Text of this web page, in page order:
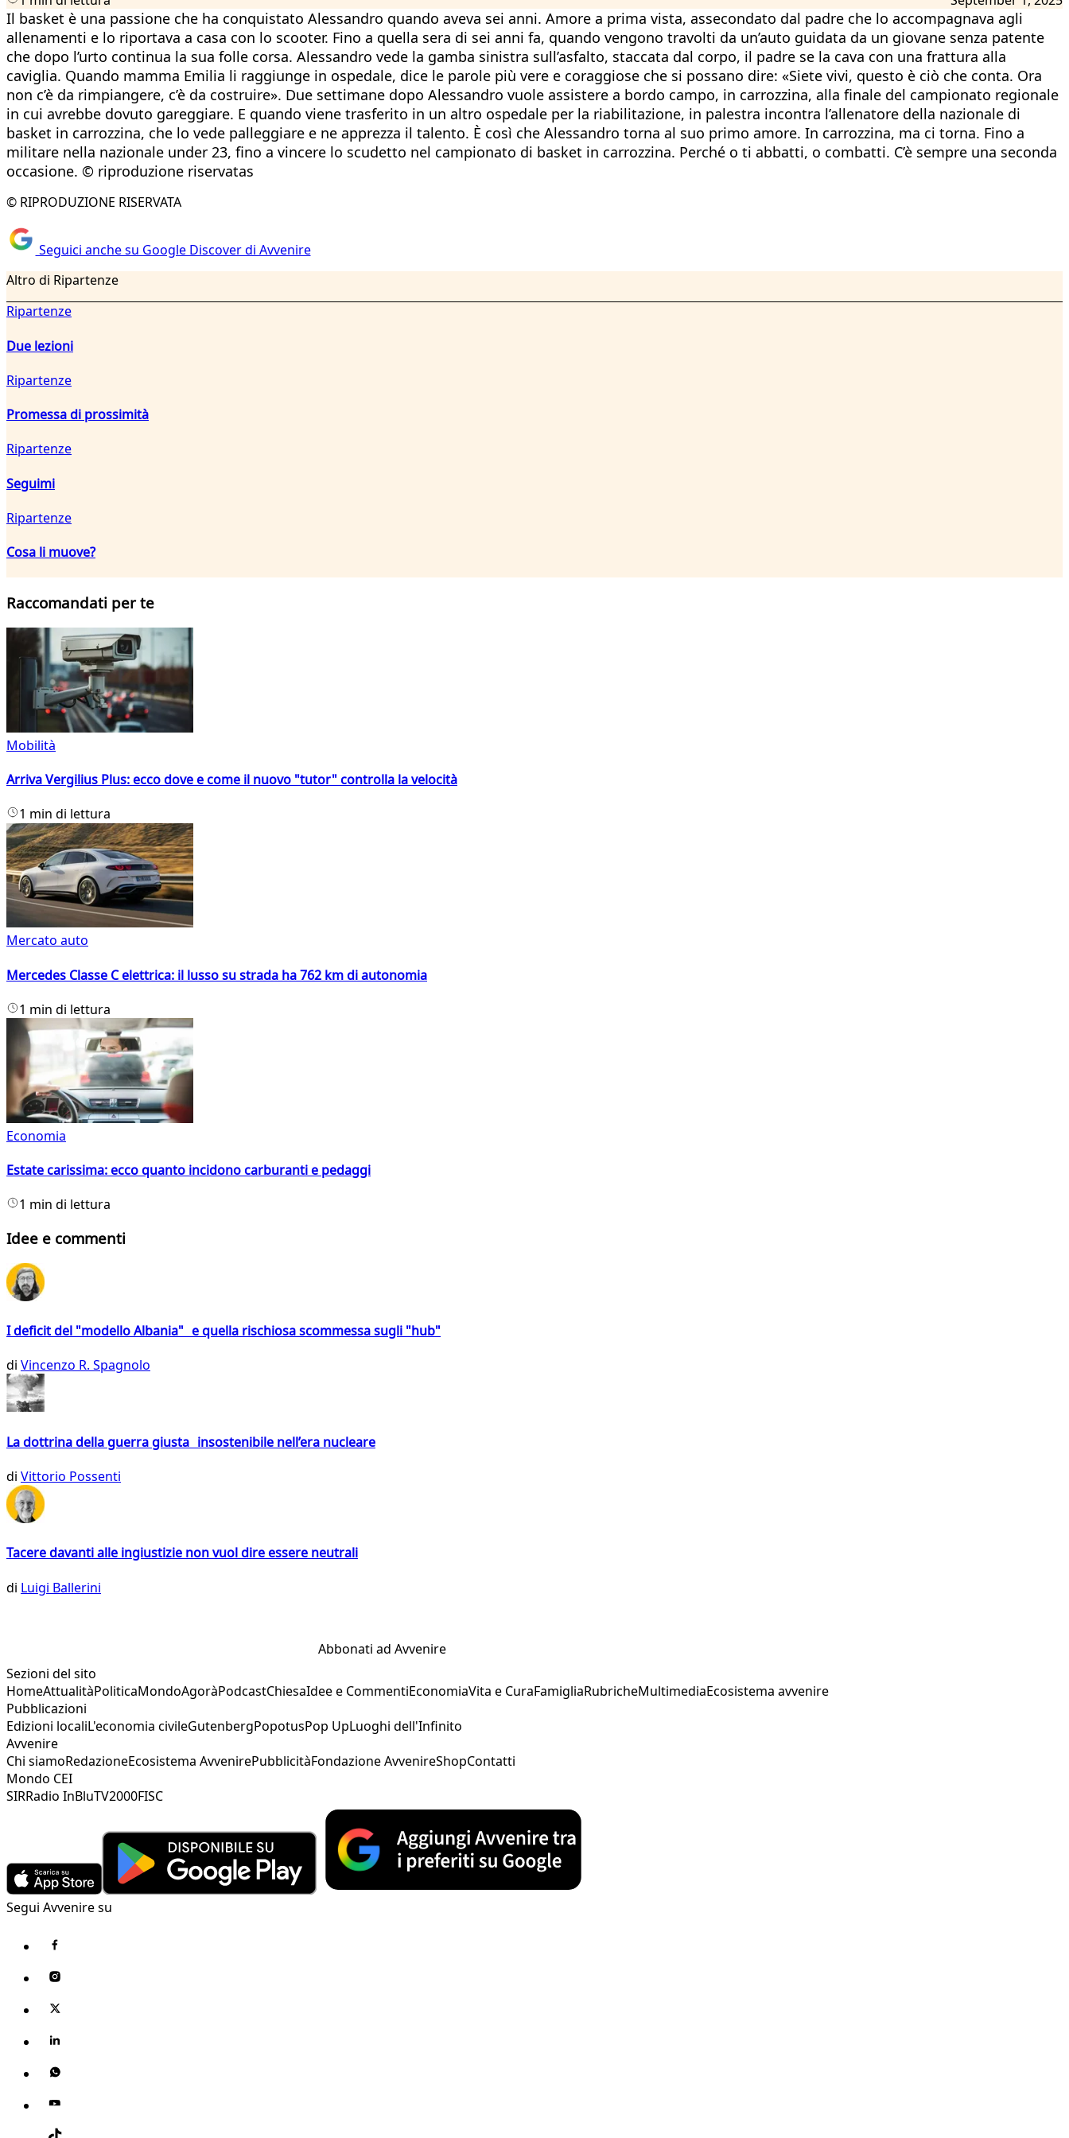
Il basket è una passione che ha conquistato Alessandro quando aveva sei anni. Amore a prima vista, assecondato dal padre che lo accompagnava agli
allenamenti e lo riportava a casa con lo scooter. Fino a quella sera di sei anni fa, quando vengono travolti da un’auto guidata da un giovane senza patente
che dopo l’urto continua la sua folle corsa. Alessandro vede la gamba sinistra sull’asfalto, staccata dal corpo, il padre se la cava con una frattura alla
caviglia. Quando mamma Emilia li raggiunge in ospedale, dice le parole più vere e coraggiose che si possano dire: «Siete vivi, questo è ciò che conta. Ora
non c’è da rimpiangere, c’è da costruire». Due settimane dopo Alessandro vuole assistere a bordo campo, in carrozzina, alla finale del campionato regionale
in cui avrebbe dovuto gareggiare. E quando viene trasferito in un altro ospedale per la riabilitazione, in palestra incontra l’allenatore della nazionale di
basket in carrozzina, che lo vede palleggiare e ne apprezza il talento. È così che Alessandro torna al suo primo amore. In carrozzina, ma ci torna. Fino a
militare nella nazionale under 23, fino a vincere lo scudetto nel campionato di basket in carrozzina. Perché o ti abbatti, o combatti. C’è sempre una seconda
occasione. © riproduzione riservatas
© RIPRODUZIONE RISERVATA
Seguici anche su Google Discover di Avvenire
Altro di Ripartenze
Ripartenze
Due lezioni
Ripartenze
Promessa di prossimità
Ripartenze
Seguimi
Ripartenze
Cosa li muove?
Raccomandati per te
Mobilità
Arriva Vergilius Plus: ecco dove e come il nuovo "tutor" controlla la velocità
1 min di lettura
Mercato auto
Mercedes Classe C elettrica: il lusso su strada ha 762 km di autonomia
1 min di lettura
Economia
Estate carissima: ecco quanto incidono carburanti e pedaggi
1 min di lettura
Idee e commenti
I deficit del "modello Albania" e quella rischiosa scommessa sugli "hub"
di Vincenzo R. Spagnolo
La dottrina della guerra giusta insostenibile nell’era nucleare
di Vittorio Possenti
Tacere davanti alle ingiustizie non vuol dire essere neutrali
di Luigi Ballerini
Abbonati ad Avvenire
Sezioni del sito
HomeAttualitàPoliticaMondoAgoràPodcastChiesaIdee e CommentiEconomiaVita e CuraFamigliaRubricheMultimediaEcosistema avvenire
Pubblicazioni
Edizioni localiL'economia civileGutenbergPopotusPop UpLuoghi dell'Infinito
Avvenire
Chi siamoRedazioneEcosistema AvvenirePubblicitàFondazione AvvenireShopContatti
Mondo CEI
SIRRadio InBluTV2000FISC
Segui Avvenire su